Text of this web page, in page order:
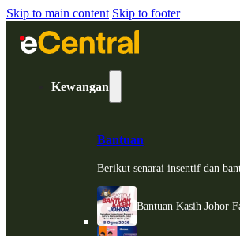
Skip to main content Skip to footer
Kewangan
Bantuan
Berikut senarai insentif dan
Bantuan Kasih Johor